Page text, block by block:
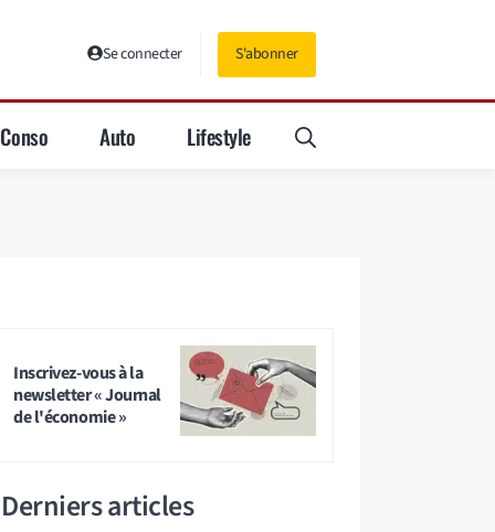
Se connecter S'abonner
Conso Auto Lifestyle
Inscrivez-vous à la
newsletter « Journal
de l'économie »
Derniers articles